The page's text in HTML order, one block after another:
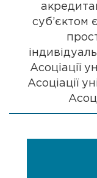
суб’єктом
Асоціації
Асоціації